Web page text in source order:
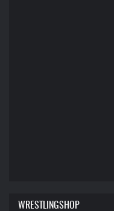
WRESTLINGSHOP